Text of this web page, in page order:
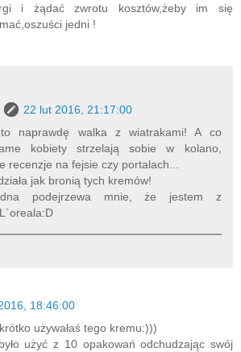
i żądać zwrotu kosztów,żeby im się
jedni !
22 lut 2016, 21:17:00
naprawdę walka z wiatrakami! A co
kobiety strzelają sobie w kolano,
recenzje na fejsie czy portalach...
jak bronią tych kremów!
podejrzewa mnie, że jestem z
18:46:00
używałaś tego kremu:)))
użyć z 10 opakowań odchudzając swój